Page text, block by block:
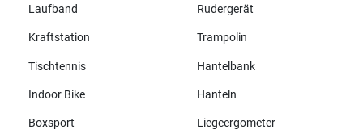
Laufband Rudergerät
Kraftstation Trampolin
Tischtennis Hantelbank
Indoor Bike Hanteln
Boxsport Liegeergometer